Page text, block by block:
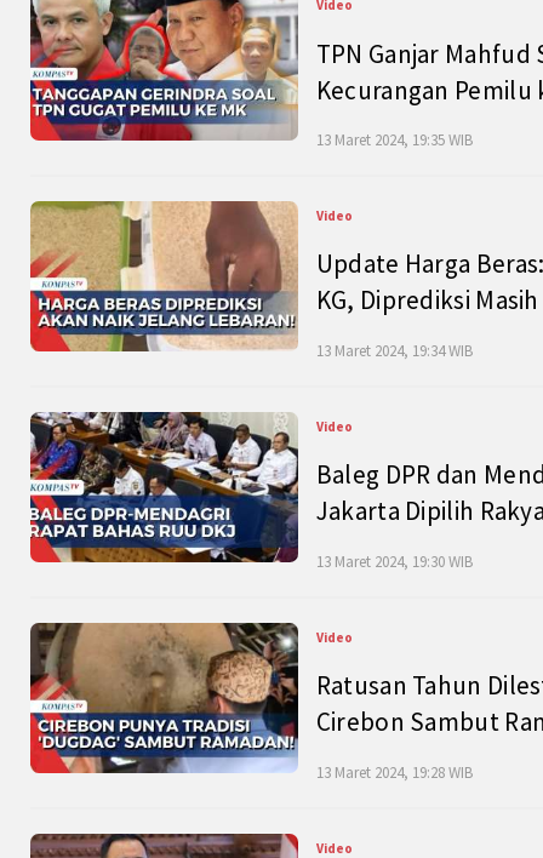
Video
TPN Ganjar Mahfud
Kecurangan Pemilu
13 Maret 2024, 19:35 WIB
Video
Update Harga
KG, Diprediksi
13 Maret 2024, 19:34 WIB
Video
Baleg DPR dan
Jakarta Dipilih
13 Maret 2024, 19:30 WIB
Video
Ratusan Tahun
Cirebon Sambut
13 Maret 2024, 19:28 WIB
Video